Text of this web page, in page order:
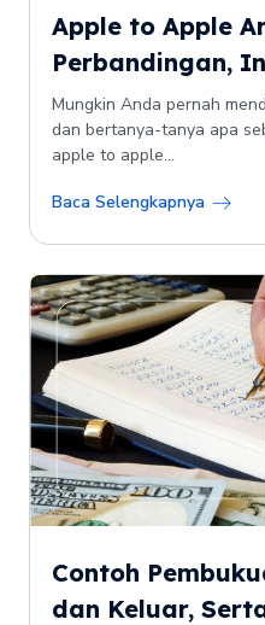
Apple to Apple
Perbandingan,
Mungkin Anda pernah
dan bertanya-tanya apa
apple to apple...
Baca Selengkapnya
Contoh
dan Keluar,